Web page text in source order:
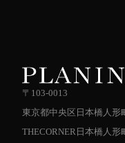
〒103-0013
東京都中央区日本橋人形
THECORNER日本橋人形